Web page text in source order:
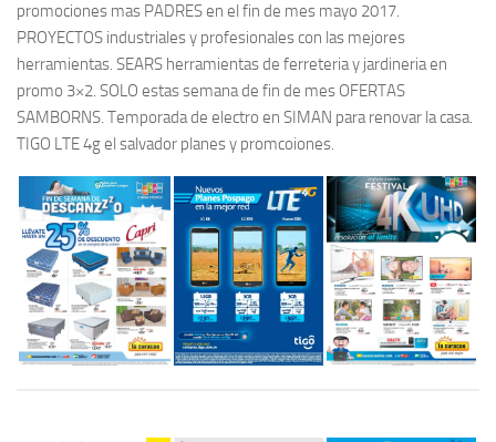
promociones mas PADRES en el fin de mes mayo 2017.
PROYECTOS industriales y profesionales con las mejores
herramientas. SEARS herramientas de ferreteria y jardineria en
promo 3×2. SOLO estas semana de fin de mes OFERTAS
SAMBORNS. Temporada de electro en SIMAN para renovar la casa.
TIGO LTE 4g el salvador planes y promcoiones.